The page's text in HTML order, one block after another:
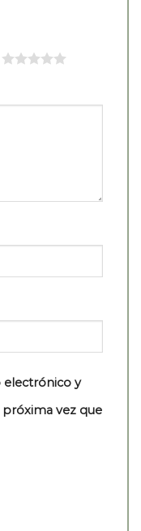
electrónico y
vez que